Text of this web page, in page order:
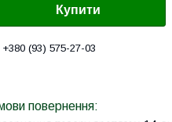
Купити
+380 (93) 575-27-03